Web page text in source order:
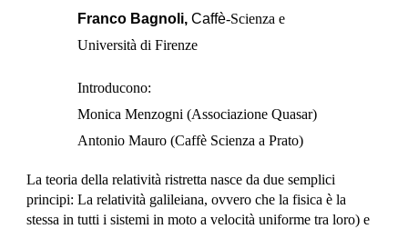
Franco Bagnoli,Caffè-Scienza e
Università di Firenze
Introducono:
Monica Menzogni (Associazione Quasar)
Antonio Mauro (Caffè Scienza a Prato)
La teoria della relatività ristretta nasce da due semplici
principi: La relatività galileiana, ovvero che la fisica è la
stessa in tutti i sistemi in moto a velocità uniforme tra loro) e